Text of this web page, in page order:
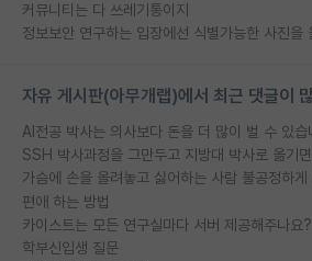
커뮤니티는 다 쓰레기통이지
자유 게시판(아무개랩)에서 최근 댓글이
AI전공 박사는 의사보다 돈을 더 많이 벌 수 있습
가슴에 손을 올려놓고 싫어하는 사람 불공정하게
편애 하는 방법
카이스트는 모든 연구실마다 서버 제공해주나요?
학부신입생 질문